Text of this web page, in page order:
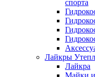
спорта
Лайкры
Лайкра
Майки